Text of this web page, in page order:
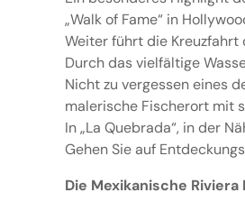
„Walk of Fame“ in
Weiter führt die Kreuzfahrt
Durch das vielfältige
Nicht zu vergessen eines
malerische Fischerort mit
In „La Quebrada“, in der
Gehen Sie auf
Die Mexikanische